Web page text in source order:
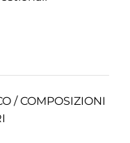
/ COMPOSIZIONI